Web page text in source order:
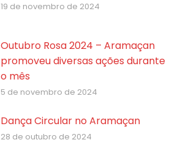
19 de novembro de 2024
Outubro Rosa 2024 – Aramaçan
promoveu diversas ações durante
o mês
5 de novembro de 2024
Dança Circular no Aramaçan
28 de outubro de 2024